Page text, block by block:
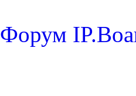
Форум